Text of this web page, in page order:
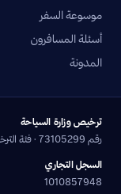
موسوعة السفر
أسئلة المسافرون
المدونة
ترخيص وزارة السياحة
رقم 73105299 · فئة الترخيص: حجز وحدات الضيافة وتنظيم الرحلات السياحية
السجل التجاري
1010857948